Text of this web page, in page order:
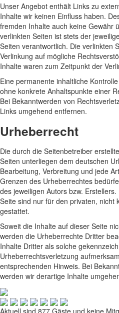
Unser Angebot enthält Links zu
Inhalte wir keinen Einfluss haben.
fremden Inhalte auch keine Gewähr
verlinkten Seiten ist stets der
Seiten verantwortlich. Die verlinkten
Verlinkung auf mögliche
Inhalte waren zum Zeitpunkt der
Eine permanente inhaltliche
ohne konkrete Anhaltspunkte einer
Bei Bekanntwerden von
Links umgehend entfernen.
Urheberrecht
Die durch die Seitenbetreiber
Seiten unterliegen dem deutschen
Bearbeitung, Verbreitung und jede
Grenzen des Urheberrechtes
des jeweiligen Autors bzw.
Seite sind nur für den privaten, nicht
gestattet.
Soweit die Inhalte auf dieser Seite
werden die Urheberrechte Dritter
Inhalte Dritter als solche
Urheberrechtsverletzung
entsprechenden Hinweis. Bei
werden wir derartige Inhalte